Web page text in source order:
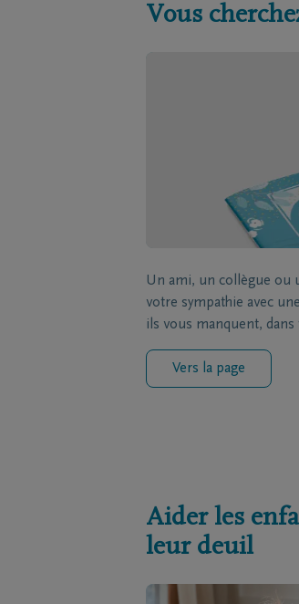
Vous
Un ami, un collègue ou
votre sympathie avec
ils vous manquent,
Vers la page
Aider les
leur deuil